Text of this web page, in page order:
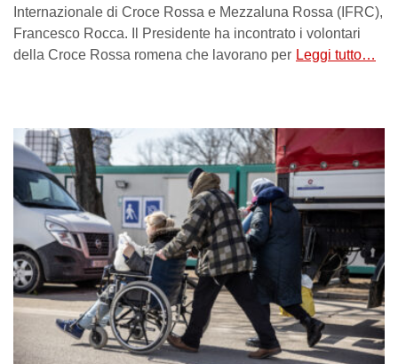
Internazionale di Croce Rossa e Mezzaluna Rossa (IFRC),
Francesco Rocca. Il Presidente ha incontrato i volontari
della Croce Rossa romena che lavorano per Leggi tutto…